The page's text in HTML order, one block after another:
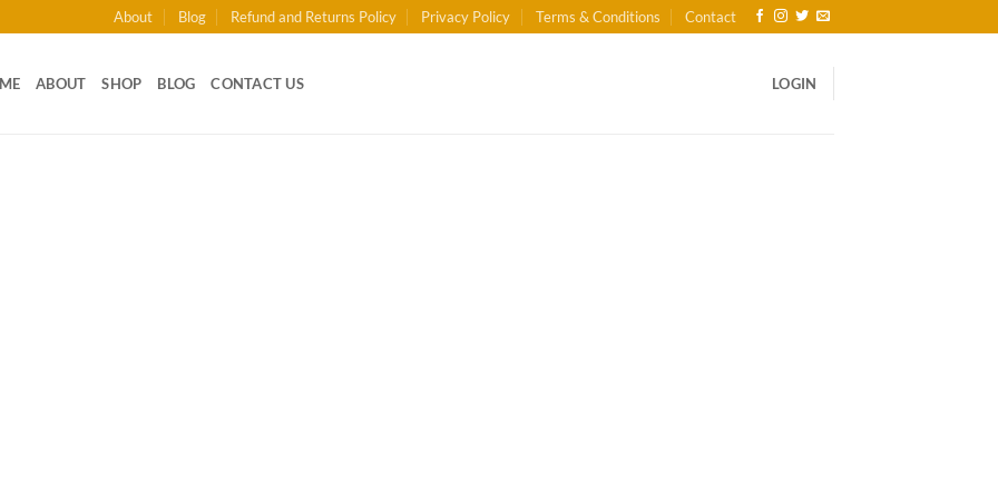
About Blog Refund and Returns Policy Privacy Policy Terms & Conditions Contact
ABOUT SHOP BLOG CONTACT US LOGIN